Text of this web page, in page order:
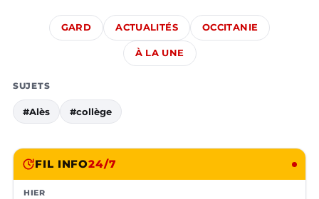
GARD ACTUALITÉS OCCITANIE
À LA UNE
SUJETS
#Alès #collège
FIL INFO24/7
HIER